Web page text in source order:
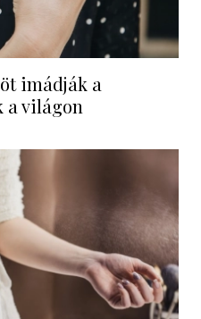
imádják a
a világon